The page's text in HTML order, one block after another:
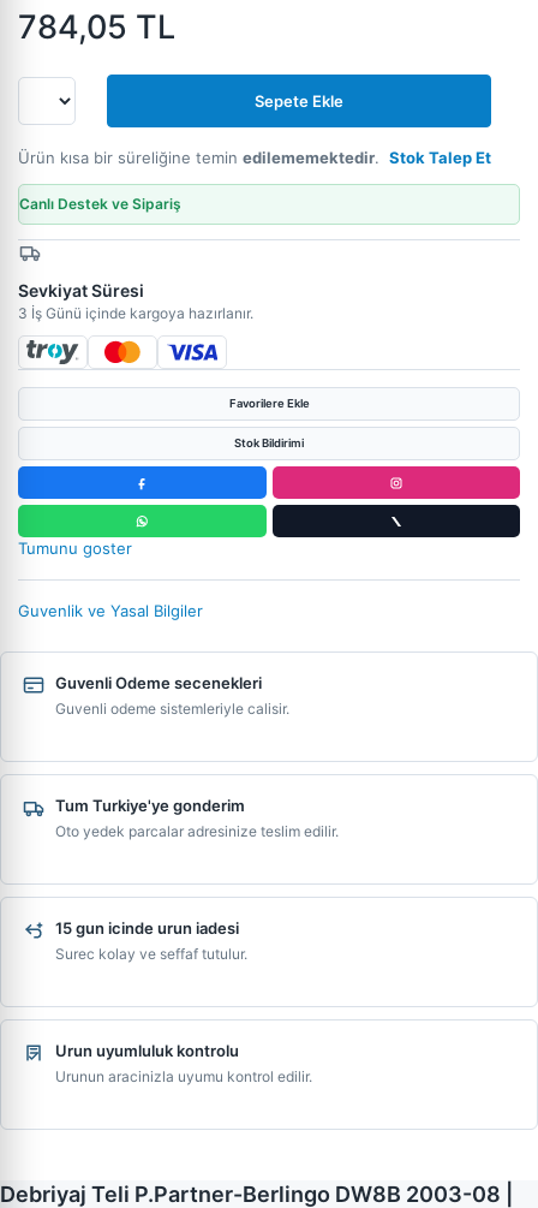
784,05 TL
Sepete Ekle
Ürün kısa bir süreliğine temin edilememektedir. Stok Talep Et
Canlı Destek ve Sipariş
Sevkiyat Süresi
3 İş Günü içinde kargoya hazırlanır.
Favorilere Ekle
Stok Bildirimi
Tumunu goster
Guvenlik ve Yasal Bilgiler
Guvenli Odeme secenekleri
Guvenli odeme sistemleriyle calisir.
Tum Turkiye'ye gonderim
Oto yedek parcalar adresinize teslim edilir.
15 gun icinde urun iadesi
Surec kolay ve seffaf tutulur.
Urun uyumluluk kontrolu
Urunun aracinizla uyumu kontrol edilir.
Debriyaj Teli P.Partner-Berlingo DW8B 2003-08 |